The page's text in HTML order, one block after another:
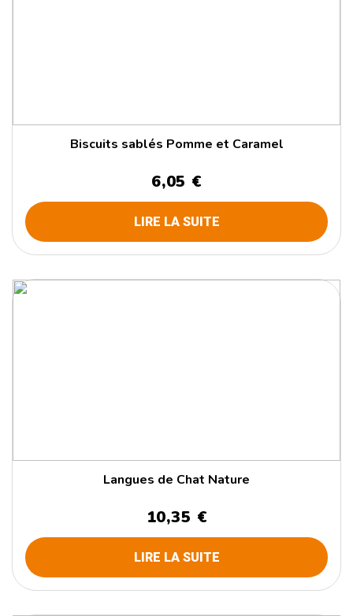
Biscuits sablés Pomme et Caramel
6,05 €
LIRE LA SUITE
Langues de Chat Nature
10,35 €
LIRE LA SUITE